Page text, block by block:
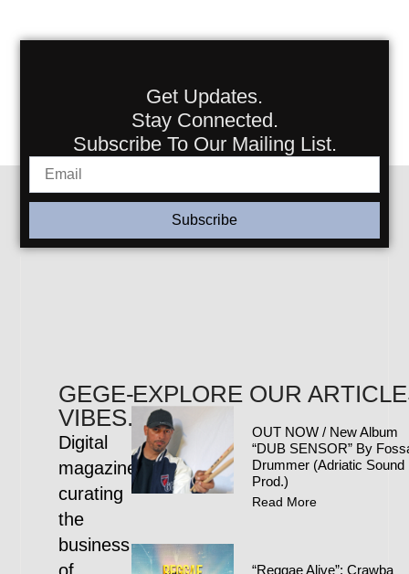
Get Updates.
Stay Connected.
Subscribe To Our Mailing List.
Subscribe
GEGE-
VIBES.COM
Digital
magazine
curating
the
business
EXPLORE OUR
OUT NOW / New Album
“DUB SENSOR” By
Drummer (Adriatic Sound
Prod.)
Read More
“Reggae Alive”: Crawba